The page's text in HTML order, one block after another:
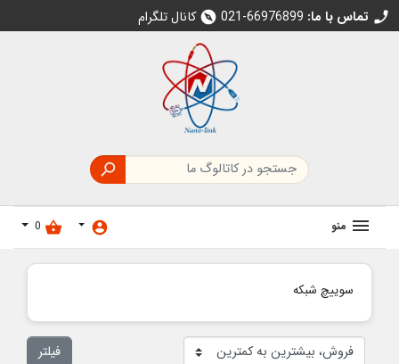
call تماس با ما: 021-66976899
explore کانال تلگرام

منو account_circle
shopping_basket
0
سوییچ شبکه
فیلتر